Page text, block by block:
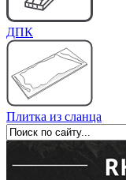
ДПК
Плитка из сланца